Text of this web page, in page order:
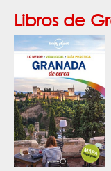
Libros de